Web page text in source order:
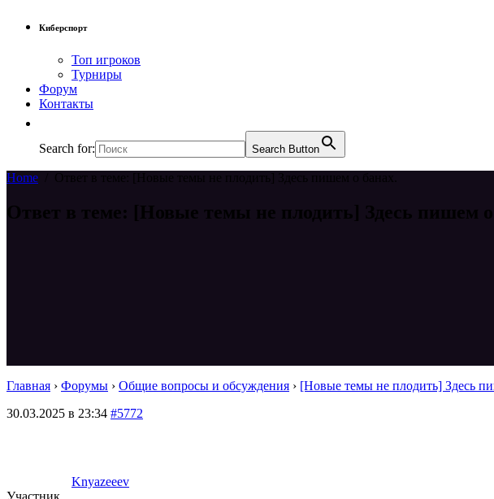
Киберспорт
Топ игроков
Турниры
Форум
Контакты
Search for: Search Button
Home Ответ в теме: [Новые темы не плодить] Здесь пишем о банах.
Ответ в теме: [Новые темы не плодить] Здесь пишем о
Главная › Форумы › Общие вопросы и обсуждения › [Новые темы не плодить] Здесь
30.03.2025 в 23:34 #5772
Knyazeeev